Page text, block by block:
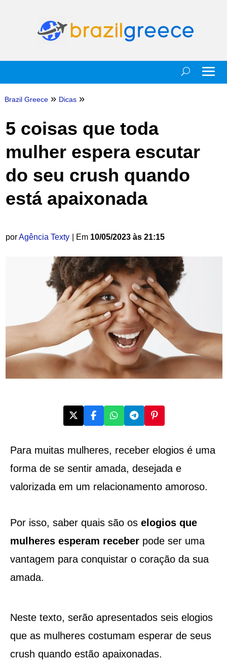
Brazil Greece » Dicas »
5 coisas que toda
mulher espera escutar
do seu crush quando
está apaixonada
porAgência Texty | Em 10/05/2023 às 21:15
Para muitas mulheres, receber elogios é uma
forma de se sentir amada, desejada e
valorizada em um relacionamento amoroso.
Por isso, saber quais são os elogios que
mulheres esperam receberpode ser uma
vantagem para conquistar o coração da sua
amada.
Neste texto, serão apresentados seis elogios
que as mulheres costumam esperar de seus
crush quando estão apaixonadas.